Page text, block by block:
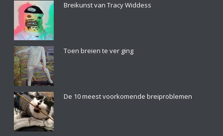
Breikunst van Tracy Widdess
Toen breien te ver ging
De 10 meest voorkomende breiproblemen